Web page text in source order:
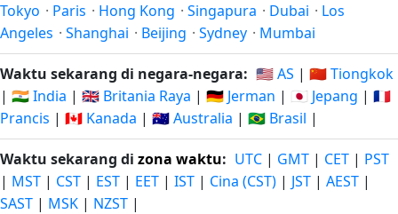
Tokyo · Paris · Hong Kong · Singapura · Dubai · Los
Angeles · Shanghai · Beijing · Sydney · Mumbai
Waktu sekarang di negara-negara: 🇺🇸 AS | 🇨🇳 Tiongkok
| 🇮🇳 India | 🇬🇧 Britania Raya | 🇩🇪 Jerman | 🇯🇵 Jepang | 🇫🇷
Prancis | 🇨🇦 Kanada | 🇦🇺 Australia | 🇧🇷 Brasil |
Waktu sekarang di zona waktu: UTC | GMT | CET | PST
| MST | CST | EST | EET | IST | Cina (CST) | JST | AEST |
SAST | MSK | NZST |